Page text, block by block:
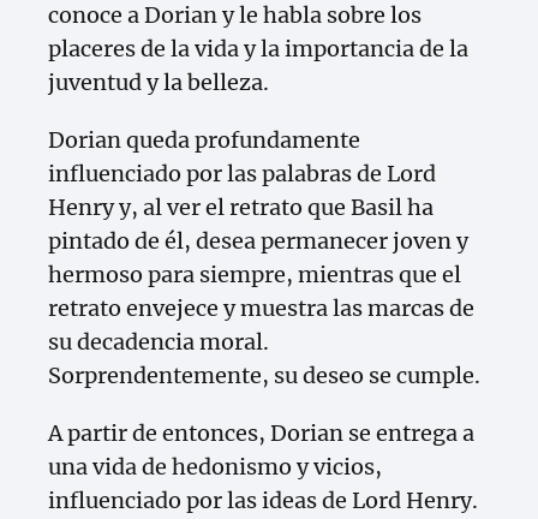
conoce a Dorian y le habla sobre los
placeres de la vida y la importancia de la
juventud y la belleza.
Dorian queda profundamente
influenciado por las palabras de Lord
Henry y, al ver el retrato que Basil ha
pintado de él, desea permanecer joven y
hermoso para siempre, mientras que el
retrato envejece y muestra las marcas de
su decadencia moral.
Sorprendentemente, su deseo se cumple.
A partir de entonces, Dorian se entrega a
una vida de hedonismo y vicios,
influenciado por las ideas de Lord Henry.